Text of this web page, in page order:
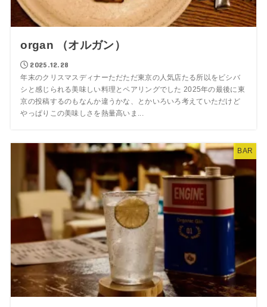
organ （オルガン）
2025.12.28
年末のクリスマスディナーただただ東京の人気店たる所以をビシバ
シと感じられる美味しい料理とペアリングでした 2025年の最後に東
京の投稿するのもなんか違うかな、とかいろいろ考えていただけど
やっぱりこの美味しさを熱量高いま...
BAR